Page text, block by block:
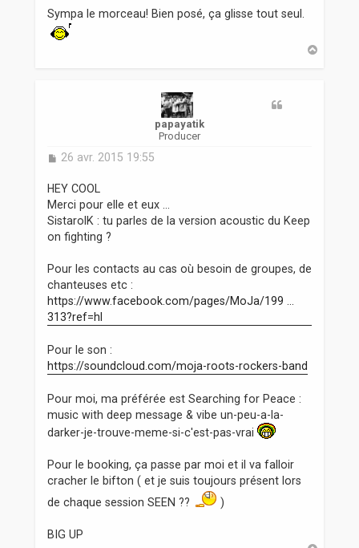
s
s
a
Sympa le morceau! Bien posé, ça glisse tout seul.
papayatik
Producer
M
s
a
g
e
26 avr. 2015 19:55
HEY COOL
Merci pour elle et eux ...
SistarolK : tu parles de la version acoustic du Keep
on fighting ?
Pour les contacts au cas où besoin de groupes, de
chanteuses etc :
https://www.facebook.com/pages/MoJa/199 ...
313?ref=hl
Pour le son :
https://soundcloud.com/moja-roots-rockers-band
Pour moi, ma préférée est Searching for Peace :
music with deep message & vibe un-peu-a-la-
darker-je-trouve-meme-si-c'est-pas-vrai
Pour le booking, ça passe par moi et il va falloir
cracher le bifton ( et je suis toujours présent lors
de chaque session SEEN ??
)
BIG UP